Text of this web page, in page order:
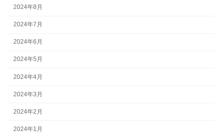
2024年8月
2024年7月
2024年6月
2024年5月
2024年4月
2024年3月
2024年2月
2024年1月